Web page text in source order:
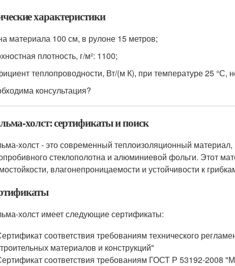
характеристики
материала 100 см, в рулоне 15 метров;
плотность, г/м²: 1100;
теплопроводности, Вт/(м К), при температуре 25 °С,
консультация?
холст: сертификаты и поиск
холст - это современный теплоизоляционный
стеклополотна и алюминиевой фольги. Этот
влагонепроницаемости и устойчивости к
холст имеет следующие сертификаты:
соответствия требованиям технического
материалов и конструкций"
соответствия требованиям ГОСТ Р 53192-2008